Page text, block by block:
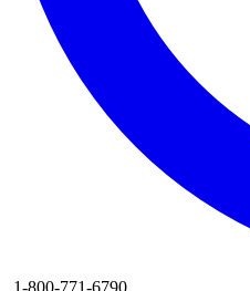
1-800-771-6790